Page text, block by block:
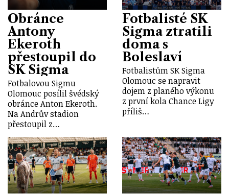
Obránce
Antony
Ekeroth
přestoupil do
SK Sigma
Fotbalovou Sigmu
Olomouc posílil švédský
obránce Anton Ekeroth.
Na Andrův stadion
přestoupil z…
Fotbalisté SK
Sigma ztratili
doma s
Boleslaví
Fotbalistům SK Sigma
Olomouc se napravit
dojem z planého výkonu
z první kola Chance Ligy
příliš…